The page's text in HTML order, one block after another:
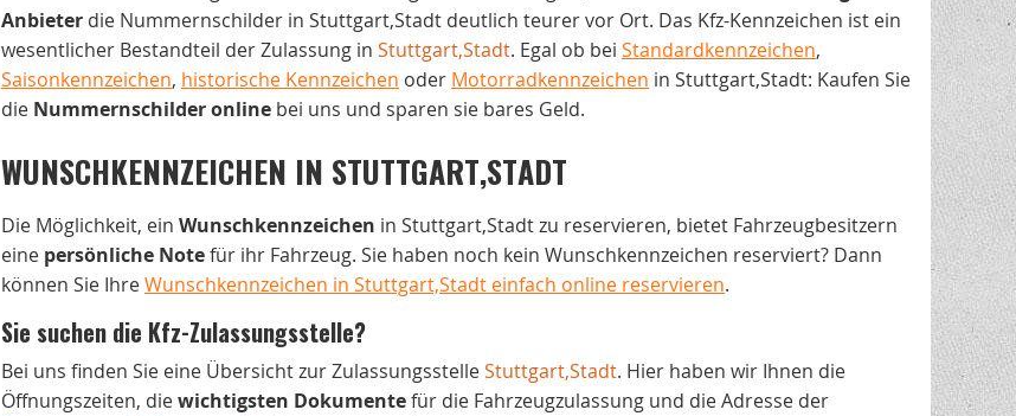
Anbieter die Nummernschilder in Stuttgart,Stadt deutlich teurer vor Ort. Das Kfz-Kennzeichen ist ein
wesentlicher Bestandteil der Zulassung in Stuttgart,Stadt. Egal ob bei Standardkennzeichen,
Saisonkennzeichen, historische Kennzeichen oder Motorradkennzeichen in Stuttgart,Stadt: Kaufen Sie
die Nummernschilder online bei uns und sparen sie bares Geld.
WUNSCHKENNZEICHEN IN STUTTGART,STADT
Die Möglichkeit, ein Wunschkennzeichen in Stuttgart,Stadt zu reservieren, bietet Fahrzeugbesitzern
eine persönliche Notefür ihr Fahrzeug. Sie haben noch kein Wunschkennzeichen reserviert? Dann
können Sie IhreWunschkennzeichen in Stuttgart,Stadt einfach online reservieren.
Sie suchen die Kfz-Zulassungsstelle?
Bei uns finden Sie eine Übersicht zur ZulassungsstelleStuttgart,Stadt. Hier haben wir Ihnen die
Öffnungszeiten, diewichtigsten Dokumentefür die Fahrzeugzulassung und die Adresse der